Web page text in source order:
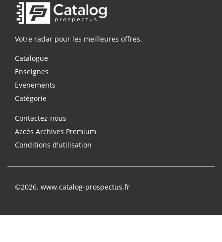
Votre radar pour les meilleures offres.
Catalogue
Enseignes
Evenements
Catégorie
Contactez-nous
Accès Archives Premium
Conditions d'utilisation
©2026. www.catalog-prospectus.fr